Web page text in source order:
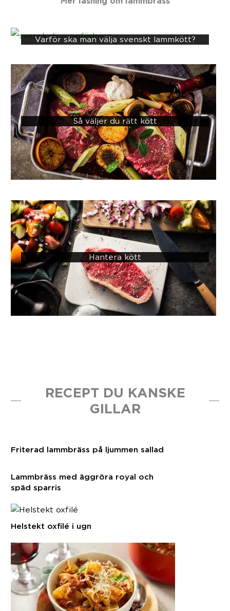
Varför ska man välja svenskt lammkött?
Så väljer du rätt kött
Hantera kött
RECEPT DU KANSKE
GILLAR
Friterad lammbräss på ljummen sallad
Lammbräss med äggröra royal och
späd sparris
Helstekt oxfilé i ugn